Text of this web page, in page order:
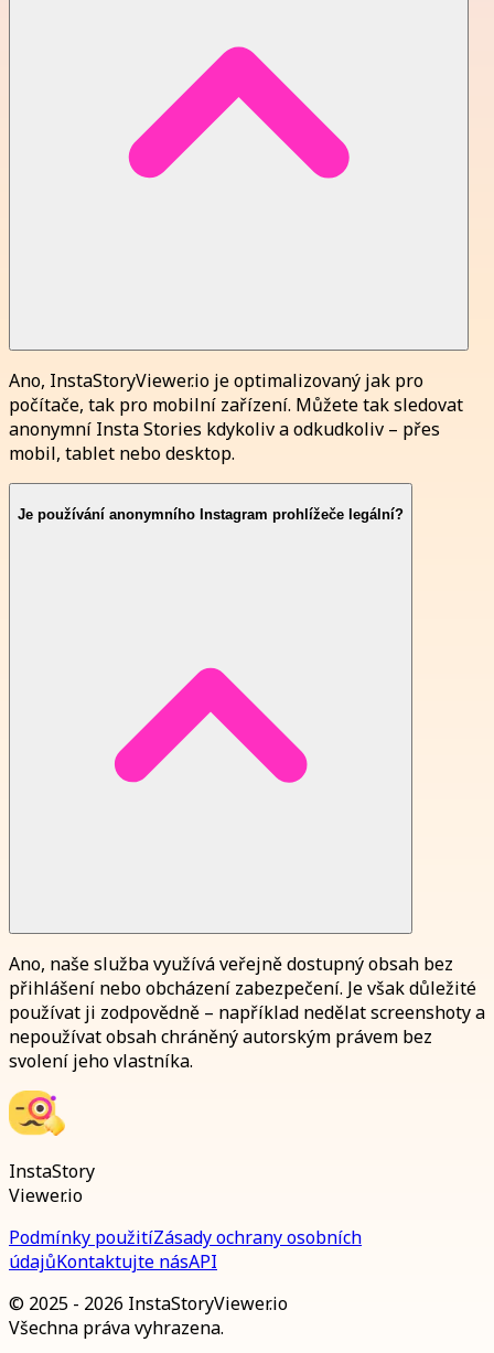
Ano, InstaStoryViewer.io je optimalizovaný jak pro
počítače, tak pro mobilní zařízení. Můžete tak sledovat
anonymní Insta Stories kdykoliv a odkudkoliv – přes
mobil, tablet nebo desktop.
Je používání anonymního Instagram prohlížeče legální?
Ano, naše služba využívá veřejně dostupný obsah bez
přihlášení nebo obcházení zabezpečení. Je však důležité
používat ji zodpovědně – například nedělat screenshoty a
nepoužívat obsah chráněný autorským právem bez
svolení jeho vlastníka.
InstaStory
Viewer.io
Podmínky použitíZásady ochrany osobních
údajůKontaktujte násAPI
© 2025 - 2026 InstaStoryViewer.io
Všechna práva vyhrazena.